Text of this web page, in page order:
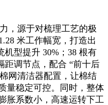
，源于对梳理工艺的极
米工作幅宽，打造出
机型提升 30%；38 根有
距调节点，配合 “前十后
网清洁器配置，让棉结
量稳定可控。同时，整体
胀系数小，高速运转下工